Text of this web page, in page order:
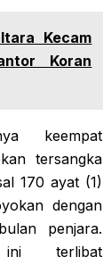
Kecam
Koran
keempat
tersangka
170 ayat (1)
dengan
penjara.
terlibat